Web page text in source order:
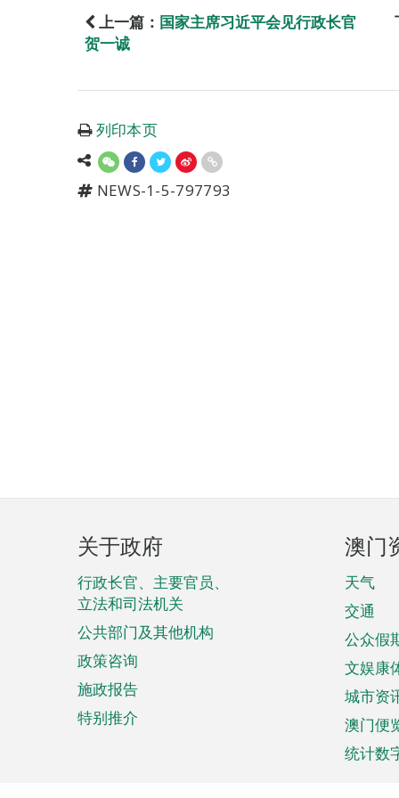
上一篇： 国家主席习近平会见行政长官
贺一诚
列印本页
NEWS-1-5-797793
页
脚
菜
单
关于政府
行政长官、主要官员、
立法和司法机关
公共部门及其他机构
政策咨询
施政报告
特别推介
澳门
天气
交通
公众假
文娱康
城市资
澳门便
统计数